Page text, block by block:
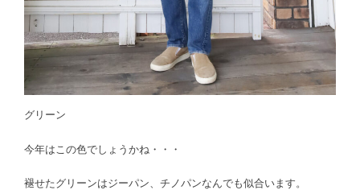
グリーン
今年はこの色でしょうかね・・・
褪せたグリーンはジーパン、チノパンなんでも似合います。